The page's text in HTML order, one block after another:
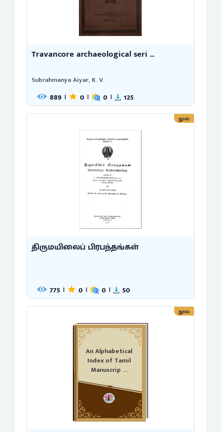
Travancore archaeological seri ...
Subrahmanya Aiyar, K. V.
889 | 0 | 0 | 125
நூல்
திருமயிலைப் பிரபந்தங்கள்
775 | 0 | 0 | 50
நூல்
An Alphabetical
Index of Tamil
Manuscrip ...